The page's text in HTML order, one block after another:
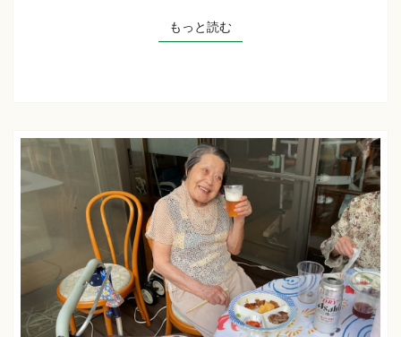
ち
ス
もっと読むもっと読む